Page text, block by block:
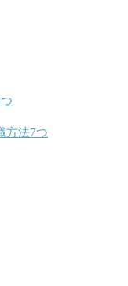
方法7つ